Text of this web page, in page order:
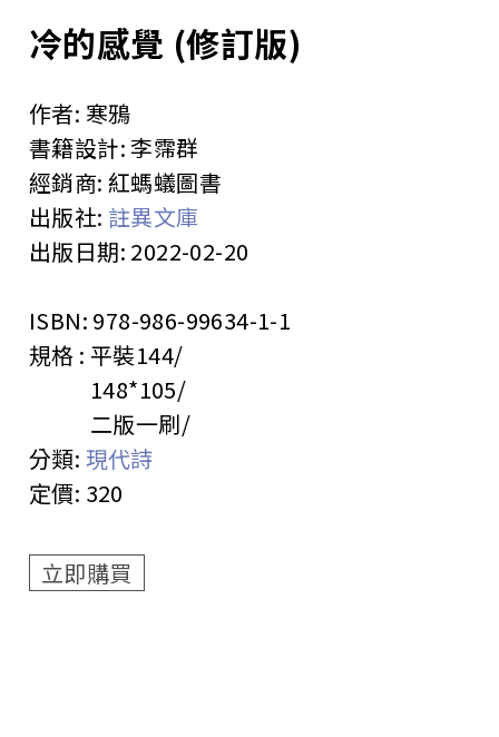
冷的感覺 (修訂版)
作者: 寒鴉
書籍設計:李霈群
經銷商: 紅螞蟻圖書
出版社: 註異文庫
出版日期: 2022-02-20
ISBN: 978-986-99634-1-1
規格 : 平裝144
148*105
二版一刷
分類: 現代詩
定價: 320
立即購買